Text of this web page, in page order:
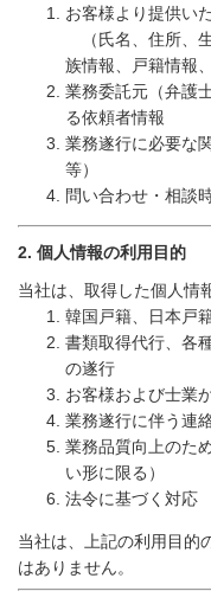
お客様より提供い
（氏名、住所、
族情報、戸籍情報
業務委託元（弁護
る依頼者情報
業務遂行に必要な
等）
問い合わせ・相談
2. 個人情報の利用目的
当社は、取得した個人情
韓国戸籍、日本戸
書類取得代行、各
の遂行
お客様および士業
業務遂行に伴う連
業務品質向上のた
い形に限る）
法令に基づく対応
当社は、上記の利用目的
はありません。